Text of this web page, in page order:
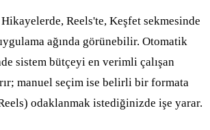
Hikayelerde, Reels'te, Keşfet sekmesinde
ağında görünebilir. Otomatik
sistem bütçeyi en verimli çalışan
manuel seçim ise belirli bir formata
odaklanmak istediğinizde işe yarar.